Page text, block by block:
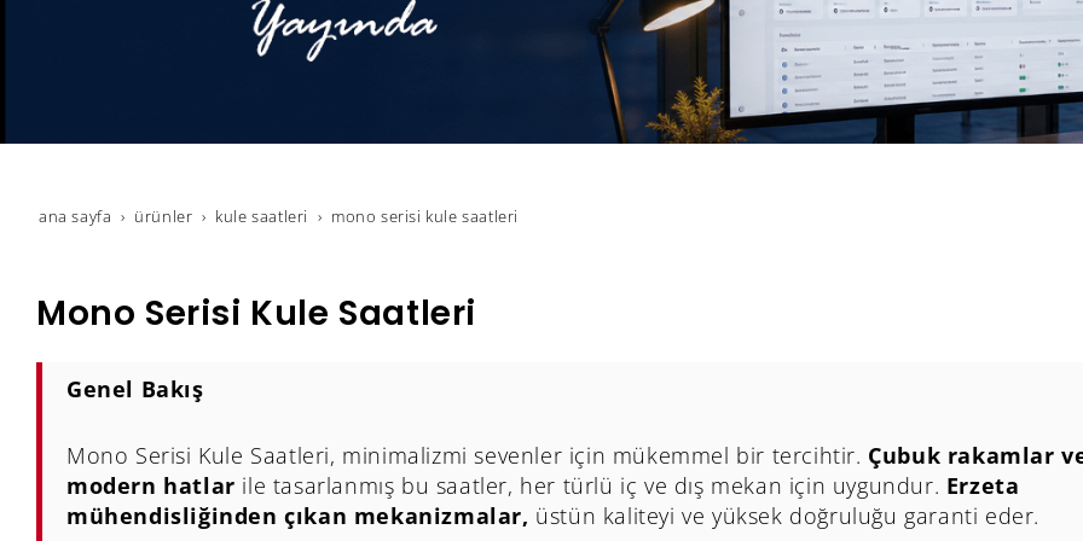
ana sayfa ürünler kule saatleri mono serisi kule saatleri
Mono Serisi Kule Saatleri
Genel Bakış
Mono Serisi Kule Saatleri, minimalizmi sevenler için mükemmel bir tercihtir. Çubuk rakamlar
modern hatlar ile tasarlanmış bu saatler, her türlü iç ve dış mekan için uygundur. Erzeta
mühendisliğinden çıkan mekanizmalar, üstün kaliteyi ve yüksek doğruluğu garanti eder.